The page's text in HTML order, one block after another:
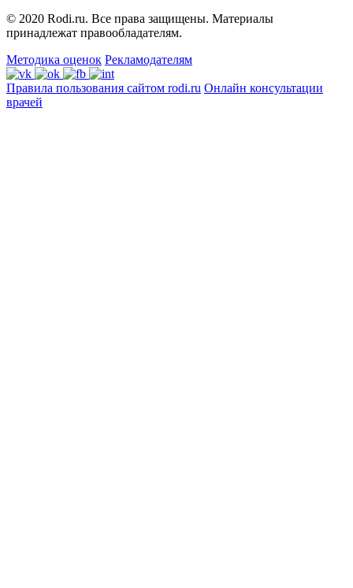
© 2020 Rodi.ru. Все права защищены. Материалы
принадлежат правообладателям.
Методика оценок Рекламодателям
Правила пользования сайтом rodi.ru Онлайн консультации
врачей